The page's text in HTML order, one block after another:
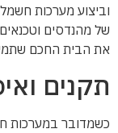
וביצוע מערכות
של מהנדסים וטכנאים
את הבית החכם
תקנים
כשמדובר במערכות